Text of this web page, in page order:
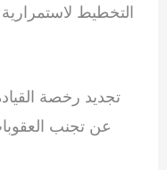
التخطيط لاستمرارية
تجديد رخصة
عن تجنب